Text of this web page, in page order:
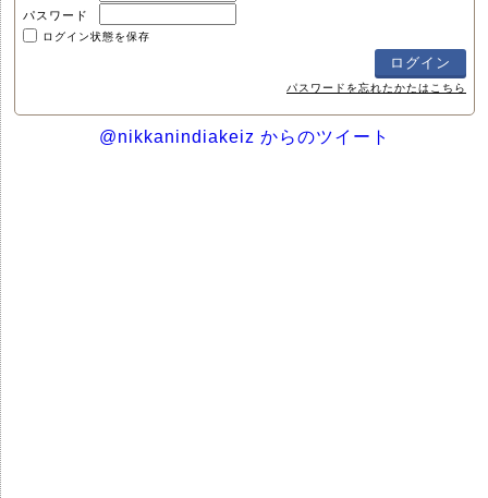
パスワード
ログイン状態を保存
パスワードを忘れたかたはこちら
@nikkanindiakeiz からのツイート